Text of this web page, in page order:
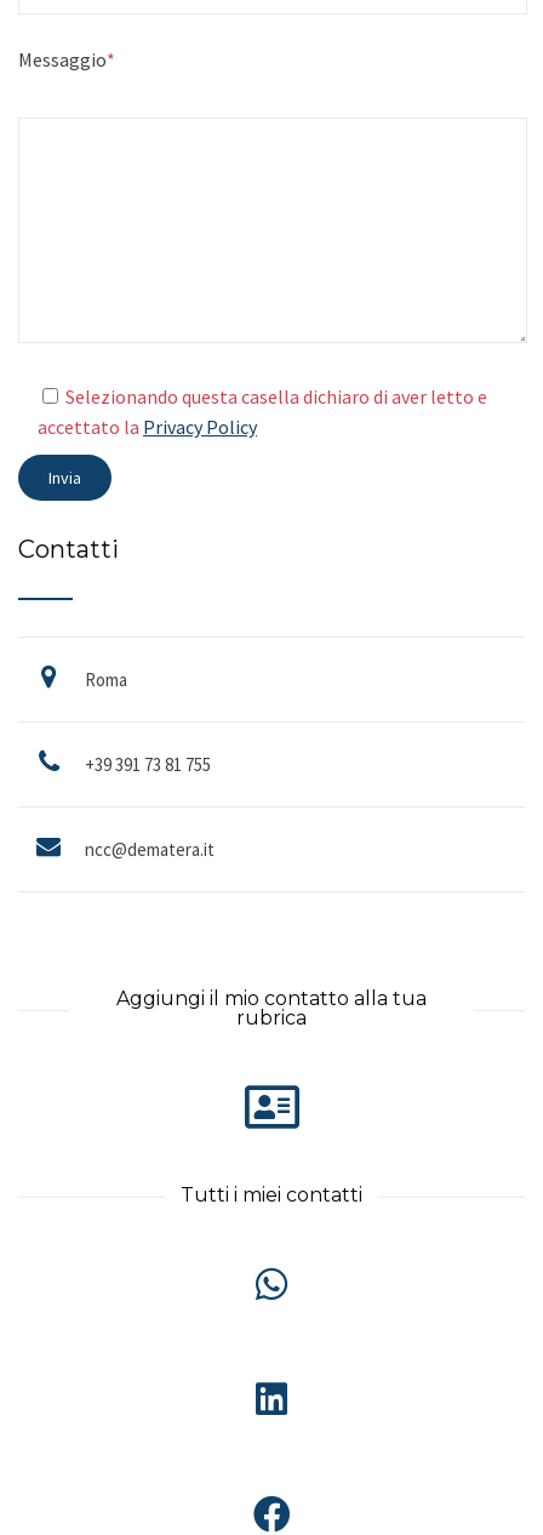
Messaggio*
Selezionando questa casella dichiaro di aver letto e
accettato la Privacy Policy
Contatti
Roma
+39 391 73 81 755
ncc@dematera.it
Aggiungi il mio contatto alla tua
rubrica
Tutti i miei contatti